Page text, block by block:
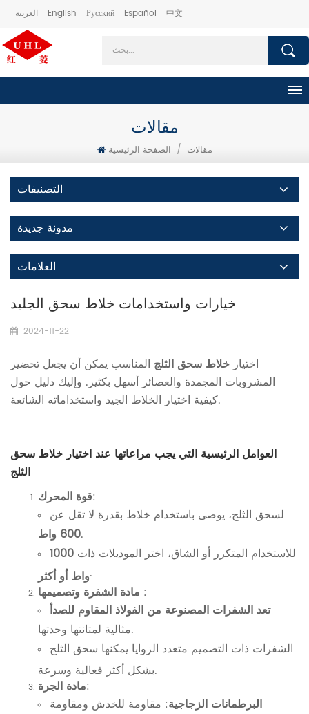
العربية English Русский Español 中文
مقالات
الصفحة الرئيسية / مقالات
التصنيفات
مدونة جديدة
العلامات
خيارات واستخدامات خلاط سحق الجليد
2024-11-22
اختيار خلاط سحق الثلج المناسب يمكن أن يجعل تحضير
المشروبات المجمدة والعصائر أسهل بكثير. وإليك دليل حول
كيفية اختيار الخلاط الجيد واستخداماته الشائعة.
العوامل الرئيسية التي يجب مراعاتها عند اختيار خلاط سحق
الثلج
قوة المحرك:
لسحق الثلج، يوصى باستخدام خلاط بقدرة لا تقل عن
600 واط.
للاستخدام المتكرر أو الشاق، اختر الموديلات ذات 1000
واط أو أكثر.
:
تعد الشفرات المصنوعة من الفولاذ المقاوم للصدأ
مثالية لمتانتها وحدتها.
الشفرات ذات التصميم متعدد الزوايا يمكنها سحق الثلج
مادة الجرة:
البرطمانات الزجاجية: مقاومة للخدش ومقاومة